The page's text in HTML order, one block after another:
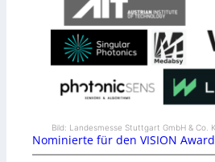
Bild: Landesmesse Stuttgart GmbH & Co.
Nominierte für den VISION